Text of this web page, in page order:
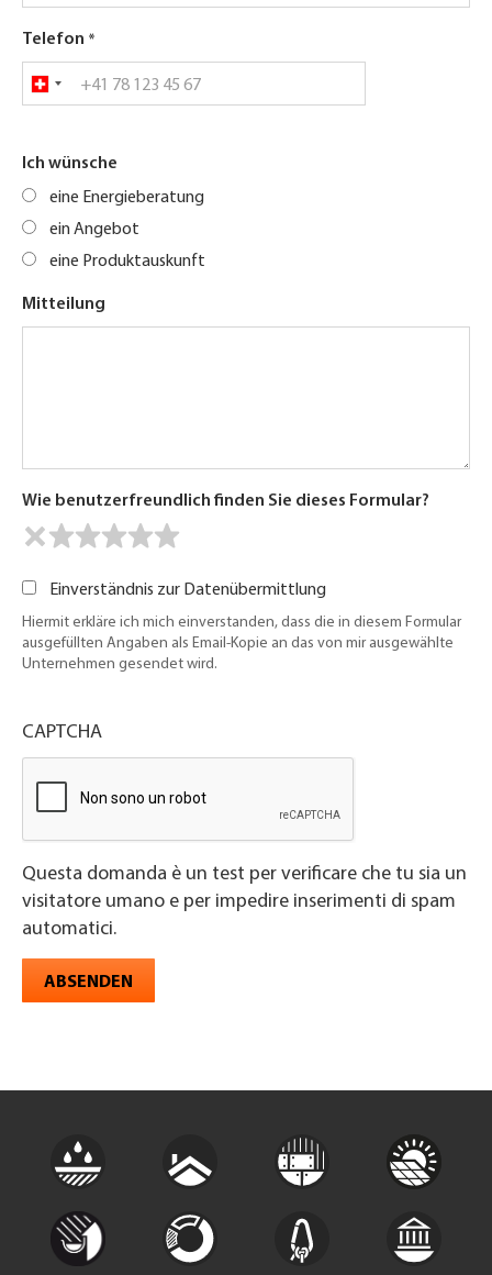
Telefon
Ich wünsche
eine Energieberatung
ein Angebot
eine Produktauskunft
Mitteilung
Wie benutzerfreundlich finden Sie dieses Formular?
Einverständnis zur Datenübermittlung
Hiermit erkläre ich mich einverstanden, dass die in diesem Formular
ausgefüllten Angaben als Email-Kopie an das von mir ausgewählte
Unternehmen gesendet wird.
CAPTCHA
Questa domanda è un test per verificare che tu sia un
visitatore umano e per impedire inserimenti di spam
automatici.
ABSENDEN